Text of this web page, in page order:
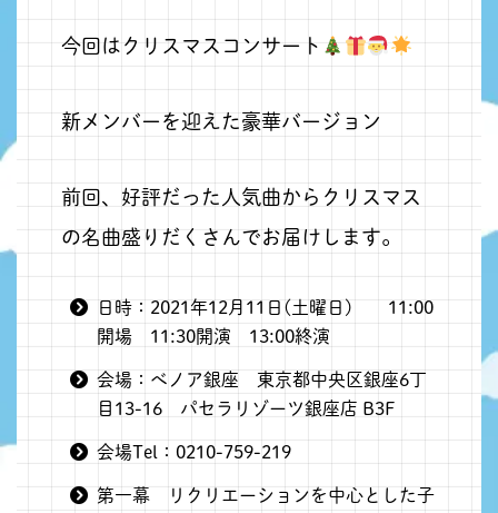
今回はクリスマスコンサート
新メンバーを迎えた豪華バージョン
前回、好評だった人気曲からクリスマス
の名曲盛りだくさんでお届けします。
日時：2021年12月11日(土曜日) 11:00
開場 11:30開演 13:00終演
会場：べノア銀座 東京都中央区銀座6丁
目13-16 パセラリゾーツ銀座店 B3F
会場Tel：0210-759-219
第一幕 リクリエーションを中心とした子